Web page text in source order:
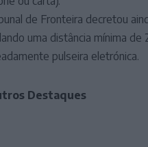
de Fronteira decretou
uma distância mínima
pulseira eletrónica.
Destaques